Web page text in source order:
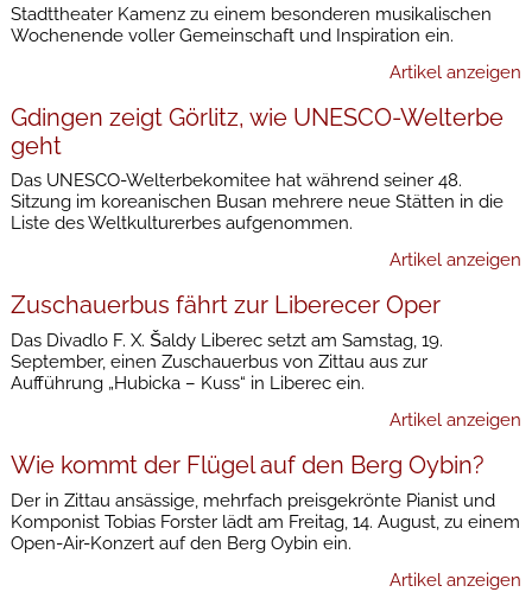
Stadttheater Kamenz zu einem besonderen musikalischen
Wochenende voller Gemeinschaft und Inspiration ein.
Artikel anzeigen
Gdingen zeigt Görlitz, wie UNESCO-Welterbe
geht
Das UNESCO-Welterbekomitee hat während seiner 48.
Sitzung im koreanischen Busan mehrere neue Stätten in die
Liste des Weltkulturerbes aufgenommen.
Artikel anzeigen
Zuschauerbus fährt zur Liberecer Oper
Das Divadlo F. X. Šaldy Liberec setzt am Samstag, 19.
September, einen Zuschauerbus von Zittau aus zur
Aufführung „Hubicka – Kuss“ in Liberec ein.
Artikel anzeigen
Wie kommt der Flügel auf den Berg Oybin?
Der in Zittau ansässige, mehrfach preisgekrönte Pianist und
Komponist Tobias Forster lädt am Freitag, 14. August, zu einem
Open-Air-Konzert auf den Berg Oybin ein.
Artikel anzeigen